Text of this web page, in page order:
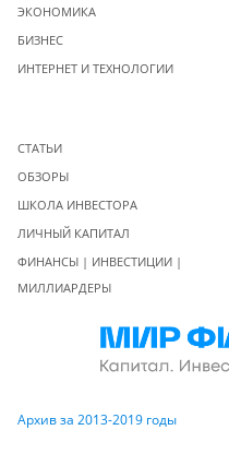
ЭКОНОМИКА
БИЗНЕС
ИНТЕРНЕТ И ТЕХНОЛОГИИ
СТАТЬИ
ОБЗОРЫ
ШКОЛА ИНВЕСТОРА
ЛИЧНЫЙ КАПИТАЛ
ФИНАНСЫ | ИНВЕСТИЦИИ |
МИЛЛИАРДЕРЫ
Архив за 2013-2019 годы